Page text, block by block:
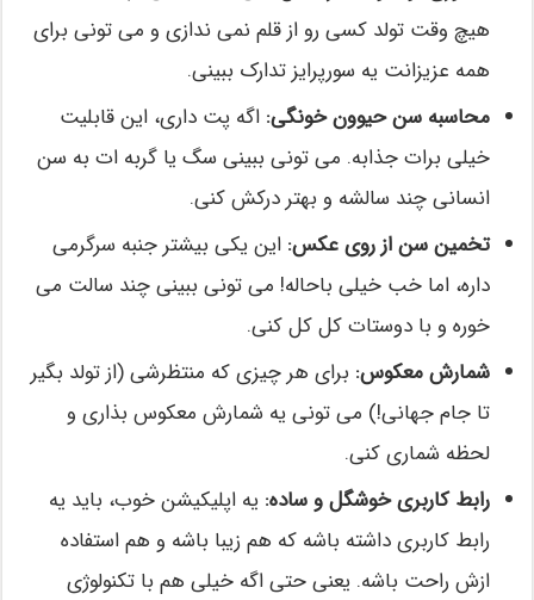
هیچ وقت تولد کسی رو از قلم نمی ندازی و می تونی برای
همه عزیزانت یه سورپرایز تدارک ببینی.
محاسبه سن حیوون خونگی: اگه پت داری، این قابلیت
خیلی برات جذابه. می تونی ببینی سگ یا گربه ات به سن
انسانی چند سالشه و بهتر درکش کنی.
تخمین سن از روی عکس: این یکی بیشتر جنبه سرگرمی
داره، اما خب خیلی باحاله! می تونی ببینی چند سالت می
خوره و با دوستات کل کل کنی.
شمارش معکوس: برای هر چیزی که منتظرشی (از تولد بگیر
تا جام جهانی!) می تونی یه شمارش معکوس بذاری و
لحظه شماری کنی.
رابط کاربری خوشگل و ساده: یه اپلیکیشن خوب، باید یه
رابط کاربری داشته باشه که هم زیبا باشه و هم استفاده
ازش راحت باشه. یعنی حتی اگه خیلی هم با تکنولوژی